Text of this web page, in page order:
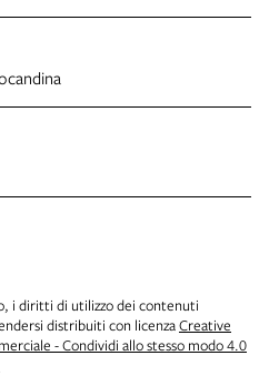
i diritti di utilizzo dei contenuti
distribuiti con licenzaCreative
- Condividi allo stesso modo 4.0